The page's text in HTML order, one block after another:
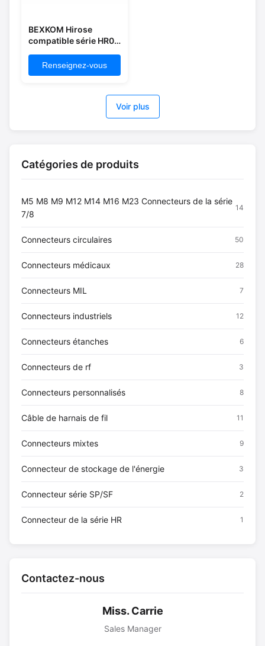
BEXKOM Hirose
compatible série HR07
coque circulaire en
laiton nickelé isolant
Renseignez-vous
Voir plus
Catégories de produits
M5 M8 M9 M12 M14 M16 M23 Connecteurs de la série
7/8
14
Connecteurs circulaires 50
Connecteurs médicaux 28
Connecteurs MIL 7
Connecteurs industriels 12
Connecteurs étanches 6
Connecteurs de rf 3
Connecteurs personnalisés 8
Câble de harnais de fil 11
Connecteurs mixtes 9
Connecteur de stockage de l'énergie 3
Connecteur série SP/SF 2
Connecteur de la série HR 1
Contactez-nous
Miss. Carrie
Sales Manager